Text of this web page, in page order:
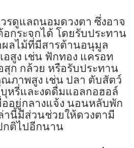
รดูแลถนอมดวงตา ซึ่งอาจ
กระจกได้ โดยรับประทาน
ผลไม้ที่มีสารต้านอนุมูล
สูง เช่น ฟักทอง แครอท
สุก กล้วย หรือรับประทาน
ภาพสูง เช่น ปลา ตับสัตว์
หรี่และงดดื่มแอลกอฮอล์
อยู่กลางแจ้ง นอนหลับพัก
านี้มีส่วนช่วยให้ดวงตามี
กติไปอีกนาน